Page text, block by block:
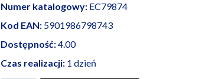
Numer katalogowy:EC79874
Kod EAN:5901986798743
Dostępność:4.00
Czas realizacji:1 dzień